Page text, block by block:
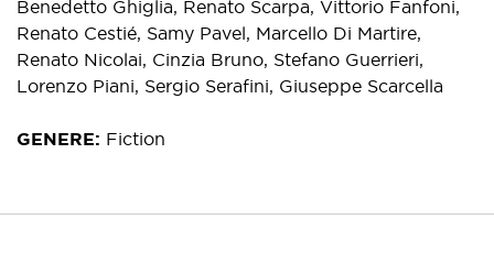
Benedetto Ghiglia, Renato Scarpa, Vittorio Fanfoni,
Renato Cestié, Samy Pavel, Marcello Di Martire,
Renato Nicolai, Cinzia Bruno, Stefano Guerrieri,
Lorenzo Piani, Sergio Serafini, Giuseppe Scarcella
GENERE Fiction